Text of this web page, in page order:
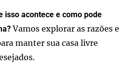
isso acontece e como pode
Vamos explorar as razões e
manter sua casa livre